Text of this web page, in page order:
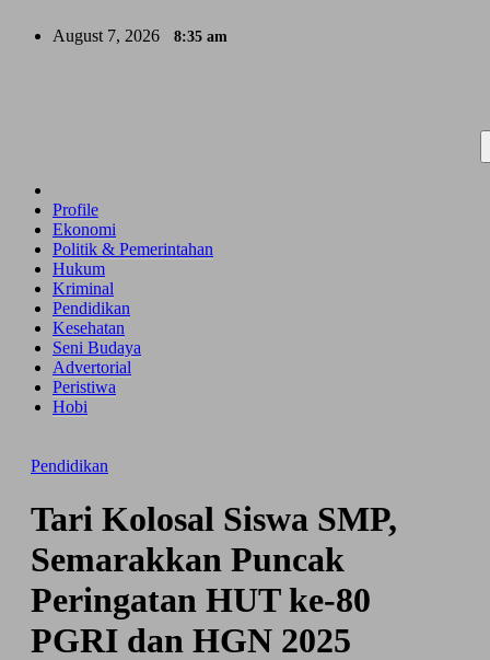
August 7, 2026 8:35 am
Profile
Ekonomi
Politik & Pemerintahan
Hukum
Kriminal
Pendidikan
Kesehatan
Seni Budaya
Advertorial
Peristiwa
Hobi
Pendidikan
Tari Kolosal Siswa SMP,
Semarakkan Puncak
Peringatan HUT ke-80
PGRI dan HGN 2025